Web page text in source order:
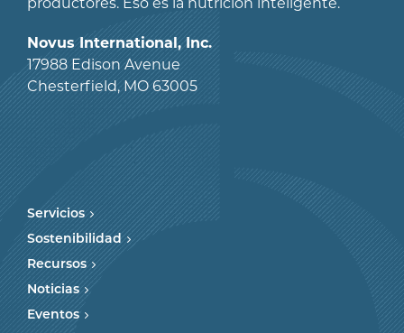
productores. Eso es la nutrición inteligente.
Novus International, Inc.
17988 Edison Avenue
Chesterfield, MO 63005
Servicios
Sostenibilidad
Recursos
Noticias
Eventos